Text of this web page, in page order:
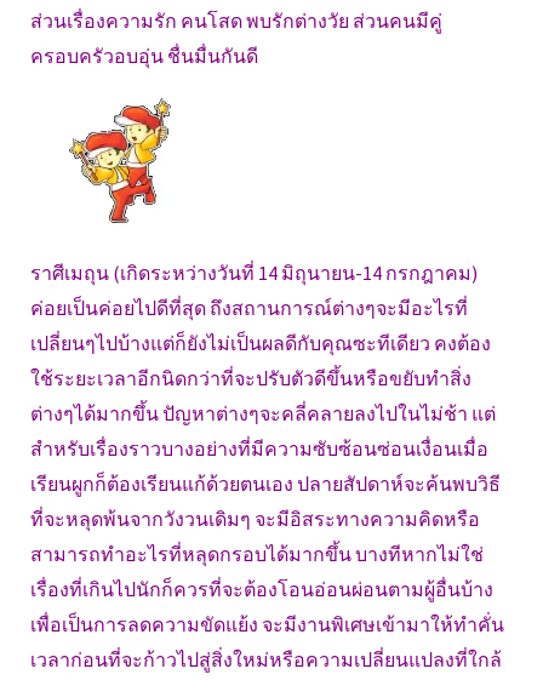
ส่วนเรื่องความรัก คนโสด พบรักต่างวัย ส่วนคนมีคู่
ครอบครัวอบอุ่น ชื่นมื่นกันดี
ราศีเมถุน (เกิดระหว่างวันที่ 14 มิถุนายน-14 กรกฎาคม)
ค่อยเป็นค่อยไปดีที่สุด ถึงสถานการณ์ต่างๆจะมีอะไรที่
เปลี่ยนๆไปบ้างแต่ก็ยังไม่เป็นผลดีกับคุณซะทีเดียว คงต้อง
ใช้ระยะเวลาอีกนิดกว่าที่จะปรับตัวดีขึ้นหรือขยับทำสิ่ง
ต่างๆได้มากขึ้น ปัญหาต่างๆจะคลี่คลายลงไปในไม่ช้า แต่
สำหรับเรื่องราวบางอย่างที่มีความซับซ้อนซ่อนเงื่อนเมื่อ
เรียนผูกก็ต้องเรียนแก้ด้วยตนเอง ปลายสัปดาห์จะค้นพบวิธี
ที่จะหลุดพ้นจากวังวนเดิมๆ จะมีอิสระทางความคิดหรือ
สามารถทำอะไรที่หลุดกรอบได้มากขึ้น บางทีหากไม่ใช่
เรื่องที่เกินไปนักก็ควรที่จะต้องโอนอ่อนผ่อนตามผู้อื่นบ้าง
เพื่อเป็นการลดความขัดแย้ง จะมีงานพิเศษเข้ามาให้ทำคั่น
เวลาก่อนที่จะก้าวไปสู่สิ่งใหม่หรือความเปลี่ยนแปลงที่ใกล้